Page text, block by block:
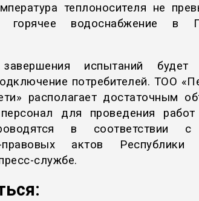
теплоносителя не
водоснабжение в
испытаний будет
потребителей. ТОО
располагает достаточным
для проведения работ
в соответствии с
правовых актов
службе.